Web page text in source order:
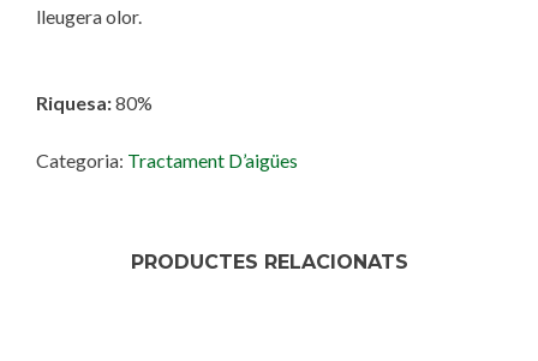
lleugera olor.
Riquesa:80%
Categoria: Tractament D’aigües
PRODUCTES RELACIONATS